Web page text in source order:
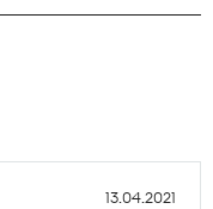
13.04.2021